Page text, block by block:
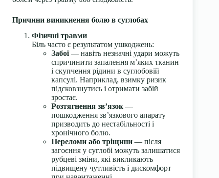
Причини виникнення болю в суглобах
Фізичні травми
Біль часто є результатом ушкоджень:
Забої— навіть незначні удари можуть
спричинити запалення м’яких тканин
і скупчення рідини в суглобовій
капсулі. Наприклад, взимку ризик
підсковзнутись і отримати забій
зростає.
Розтягнення зв’язок—
пошкодження зв’язкового апарату
призводить до нестабільності і
хронічного болю.
Переломи або тріщини — після
загоєння у суглобі можуть залишатися
рубцеві зміни, які викликають
підвищену чутливість і дискомфорт